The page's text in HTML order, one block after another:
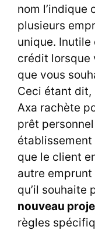
nom l’indique
plusieurs
unique.
crédit lorsque
que vous
Ceci étant dit,
Axa rachète
prêt
que le client
autre emprunt
qu’il souhaite
nouveau
règles